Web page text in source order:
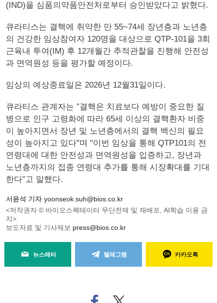
(IND)을 심품의약품안전처로부터 승인받았다고 밝혔다.
큐라티스는 결핵에 취약한 만 55~74세 장년층과 노년층
의 건강한 임상참여자 120명을 대상으로 QTP-101을 3회
근육내 투여(IM) 후 12개월간 추적관찰을 진행해 안전성
과 면역원성 등을 평가할 예정이다.
임상의 예상종료일은 2026년 12월31일이다.
큐라티스 관계자는 ”결핵은 치료보다 예방이 중요한 질
병으로 인구 고령화에 따라 65세 이상의 결핵환자 비중
이 높아지면서 장년 및 노년층에서의 결핵 백신의 필요
성이 높아지고 있다"며 "이번 임상을 통해 QTP101의 전
연령대에 대한 안전성과 면역원성을 입증하고, 장년과
노년층까지의 접종 연령대 추가를 통해 시장확대를 기대
한다”고 말했다.
서윤석 기자 yoonseok.suh@bios.co.kr
<저작권자 © 바이오스펙테이터 무단전재 및 재배포, AI학습 이용 금
지>
보도자료 및 기사제보 press@bios.co.kr
뉴스레터 텔레그램 카카오톡
페
트위